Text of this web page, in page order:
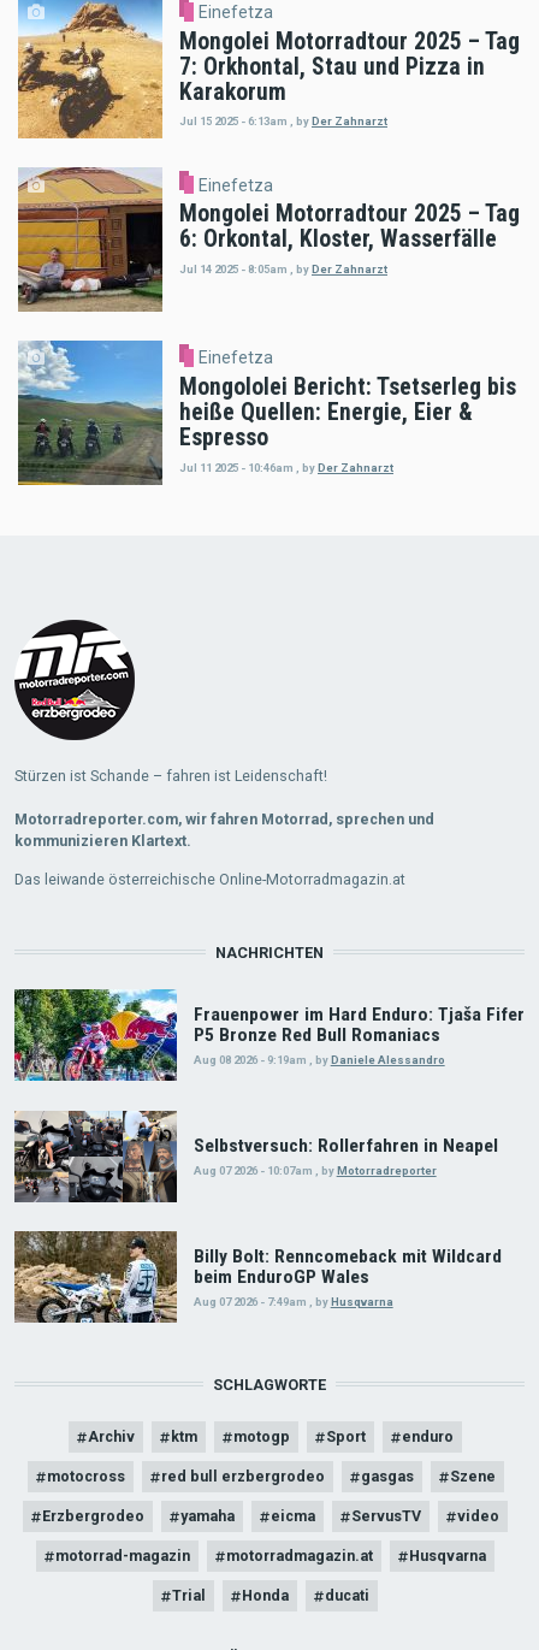
Einefetza
Mongolei Motorradtour 2025 – Tag
7: Orkhontal, Stau und Pizza in
Karakorum
Jul 15 2025 - 6:13am byDer Zahnarzt
Einefetza
Mongolei Motorradtour 2025 – Tag
6: Orkontal, Kloster, Wasserfälle
Jul 14 2025 - 8:05am byDer Zahnarzt
Einefetza
Mongololei Bericht: Tsetserleg bis
heiße Quellen: Energie, Eier &
Espresso
Jul 11 2025 - 10:46am byDer Zahnarzt
Stürzen ist Schande – fahren ist Leidenschaft!
Motorradreporter.com, wir fahren Motorrad, sprechen und
kommunizieren Klartext.
Das leiwande österreichische Online-Motorradmagazin.at
NACHRICHTEN
Frauenpower im Hard Enduro: Tjaša Fifer
P5 Bronze Red Bull Romaniacs
Aug 08 2026 - 9:19am byDaniele Alessandro
Selbstversuch: Rollerfahren in Neapel
Aug 07 2026 - 10:07am byMotorradreporter
Billy Bolt: Renncomeback mit Wildcard
beim EnduroGP Wales
Aug 07 2026 - 7:49am , byHusqvarna
SCHLAGWORTE
Archiv ktm motogp Sport enduro
motocross red bull erzbergrodeo gasgas Szene
Erzbergrodeo yamaha eicma ServusTV video
motorrad-magazin motorradmagazin.at Husqvarna
Trial Honda ducati